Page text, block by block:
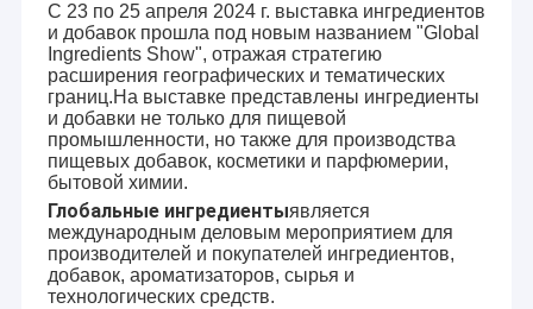
С 23 по 25 апреля 2024 г. выставка ингредиентов
и добавок прошла под новым названием "Global
Ingredients Show", отражая стратегию
расширения географических и тематических
границ.На выставке представлены ингредиенты
и добавки не только для пищевой
промышленности, но также для производства
пищевых добавок, косметики и парфюмерии,
бытовой химии.
Глобальные ингредиентыявляется
международным деловым мероприятием для
производителей и покупателей ингредиентов,
добавок, ароматизаторов, сырья и
технологических средств.